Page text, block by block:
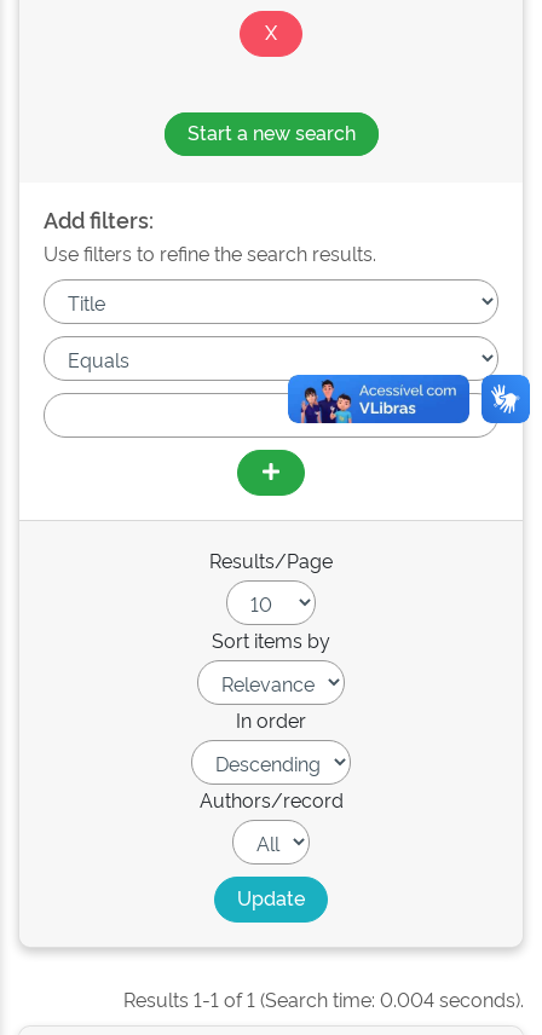
Start a new search
Add filters:
Use filters to refine the search results.
Results/Page
Sort items by
In order
Authors/record
Results 1-1 of 1 (Search time: 0.004 seconds).